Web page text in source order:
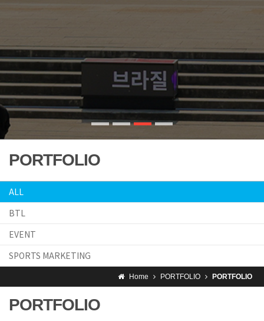
PORTFOLIO
ALL
BTL
EVENT
SPORTS MARKETING
Home PORTFOLIO PORTFOLIO
PORTFOLIO